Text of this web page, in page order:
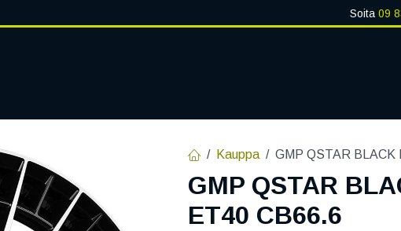
Soita 09
Kauppa GMP QSTAR BLACK
GMP QSTAR
ET40 CB66.6